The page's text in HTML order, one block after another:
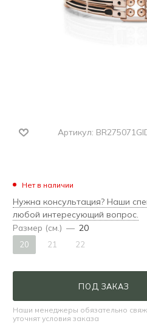
Артикул:
Нет в наличии
Нужна консультация? Наши
любой интересующий вопрос.
Размер (см.) — 20
20 21 22
ПОД ЗАКАЗ
Наши менеджеры обязательно
уточнят условия заказа